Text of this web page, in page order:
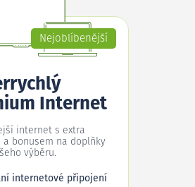
Nejoblíbenější
Internet
internet s extra
a bonusem na doplňky
výběru.
internetové připojení